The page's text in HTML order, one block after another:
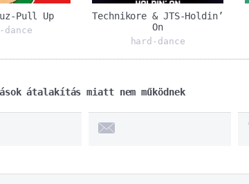
Pull Up
dance
Technikore & JTS-Holdin’
On
hard-dance
átalakítás miatt nem működnek